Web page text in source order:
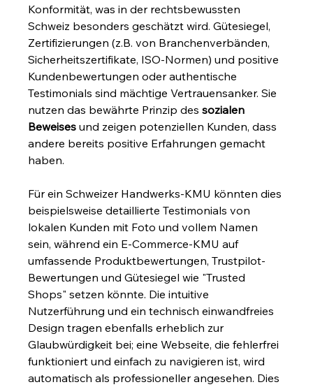
Konformität, was in der rechtsbewussten
Schweiz besonders geschätzt wird. Gütesiegel,
Zertifizierungen (z.B. von Branchenverbänden,
Sicherheitszertifikate, ISO-Normen) und positive
Kundenbewertungen oder authentische
Testimonials sind mächtige Vertrauensanker. Sie
nutzen das bewährte Prinzip des sozialen
Beweises und zeigen potenziellen Kunden, dass
andere bereits positive Erfahrungen gemacht
haben.
Für ein Schweizer Handwerks-KMU könnten dies
beispielsweise detaillierte Testimonials von
lokalen Kunden mit Foto und vollem Namen
sein, während ein E-Commerce-KMU auf
umfassende Produktbewertungen, Trustpilot-
Bewertungen und Gütesiegel wie "Trusted
Shops" setzen könnte. Die intuitive
Nutzerführung und ein technisch einwandfreies
Design tragen ebenfalls erheblich zur
Glaubwürdigkeit bei; eine Webseite, die fehlerfrei
funktioniert und einfach zu navigieren ist, wird
automatisch als professioneller angesehen. Dies